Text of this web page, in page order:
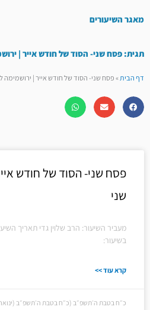
מאגר השיעורים
תגית: פסח שני- הסוד של חודש אייר |
דף הבית»פסח שני- הסוד של חודש אייר | ירושמימה
פסח שני- הסוד של חודש
שני
מעביר השיעור: הרב שלוין גדי תאריך
בשיעור:
קרא עוד >>
כ״ח בטבת ה׳תשפ״ב (כ״ח בטבת ה׳תשפ״ב (ינואר 1,